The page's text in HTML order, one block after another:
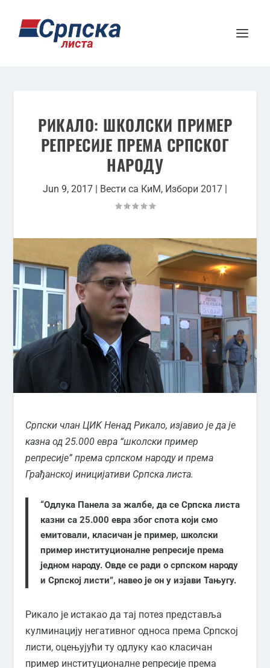
РИКАЛО: ШКОЛСКИ ПРИМЕР
РЕПРЕСИЈЕ ПРЕМА СРПСКОГ
НАРОДУ
Jun 9, 2017 | Вести са КиМ, Избори 2017 |
Српски члан ЦИK Ненад Рикало, изјавио је да је
казна од 25.000 евра “школски пример
репресије” према српском народу и према
Грађанској иницијативи Српска листа.
“Одлука Панела за жалбе, да се Српска листа
казни са 25.000 евра због спота који смо
емитовали, класичан је пример, школски
пример институционалне репресије према
једном народу. Овде се ради о српском народу
и Српској листи”, навео је он у изјави Тањугу.
Рикало је истакао да тај потез представља
кулминацију негативног односа према Српској
листи, оцењујући ту одлуку као класичан
пример институционалне репресије према